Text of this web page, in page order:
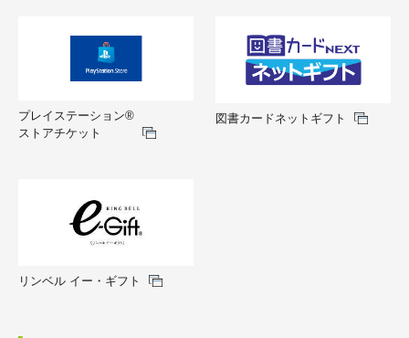
プレイステーション®
ストアチケット
図書カードネットギフト
リンベル イー・ギフト